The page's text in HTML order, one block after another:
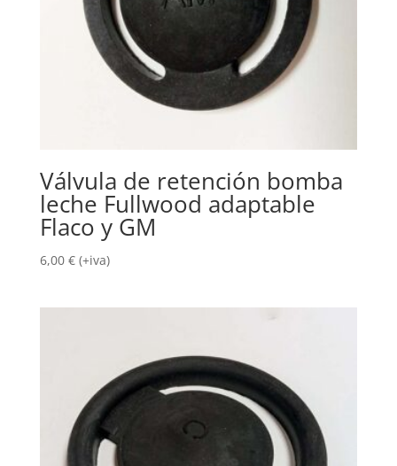
Válvula de retención bomba
leche Fullwood adaptable
Flaco y GM
6,00 € (+iva)